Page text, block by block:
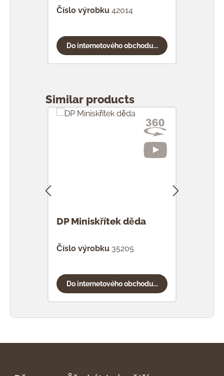
Číslo výrobku 42014
Do internetového obchodu...
Similar products
DP Miniskřítek děda
Číslo výrobku 35205
Do internetového obchodu...